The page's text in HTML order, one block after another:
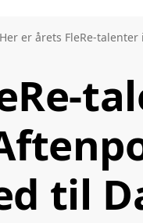
Her er årets FleRe-
til